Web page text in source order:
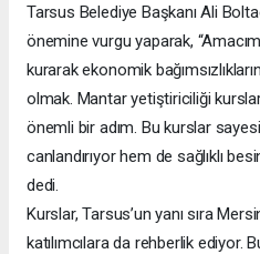
Tarsus Belediye Başkanı Ali
önemine vurgu yaparak,
kurarak ekonomik
olmak. Mantar yetiştiriciliği
önemli bir adım. Bu kurslar
canlandırıyor hem de sağlıklı
dedi.
Kurslar, Tarsus’un yanı sıra
katılımcılara da rehberlik ediyor.